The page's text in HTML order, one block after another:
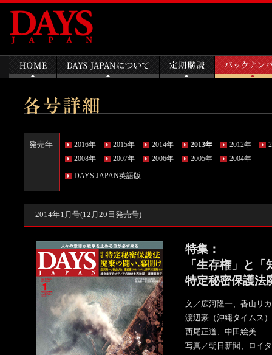
発売年 2016年 2015年 2014年 2013年 2012年
2008年
2007年 2006年 2005年 2004年
DAYS JAPAN英語版
2014年1月号(12月20日発売号)
特集：
「生存権」と
特定秘密保護法
文／広河隆一、香山リ
渡辺豪（沖縄タイムス
西尾正道、中田絵美
写真／朝日新聞、ロイ